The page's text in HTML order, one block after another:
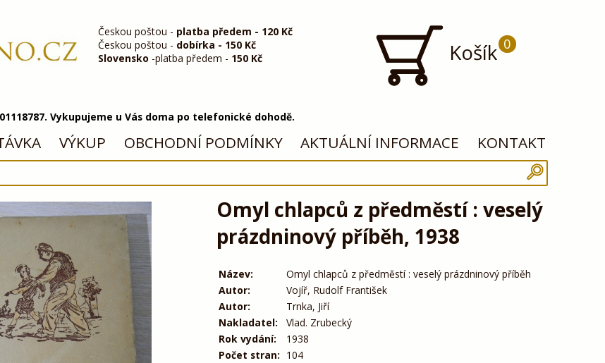
Českou poštou - platba předem - 120 Kč
Českou poštou - dobírka - 150 Kč
Slovensko -platba předem - 150 Kč Košík 0
Vykupujeme u Vás doma po telefonické dohodě.
VÝKUP OBCHODNÍ PODMÍNKY AKTUÁLNÍ INFORMACE KONTAKT
Omyl chlapců z předměstí : veselý
prázdninový příběh, 1938
Název:
Omyl chlapců z předměstí : veselý prázdninový příběh
Autor:
Vojíř, Rudolf František
Autor:
Trnka, Jiří
Nakladatel:
Vlad. Zrubecký
Rok vydání:
1938
Počet stran: 104